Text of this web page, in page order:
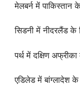
मेलबर्न में
सिडनी में नीदरलैंड
पर्थ में दक्षिण
एडिलेड में बांग्लादेश